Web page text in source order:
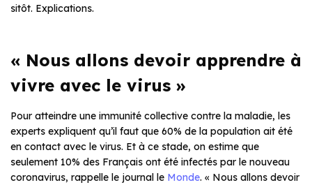
sitôt. Explications.
« Nous allons devoir apprendre à
vivre avec le virus »
Pour atteindre une immunité collective contre la maladie, les
experts expliquent qu’il faut que 60% de la population ait été
en contact avec le virus. Et à ce stade, on estime que
seulement 10% des Français ont été infectés par le nouveau
coronavirus, rappelle le journal le Monde. « Nous allons devoir